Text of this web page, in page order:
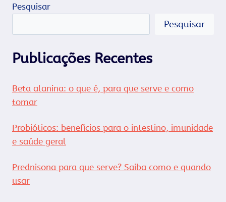
Pesquisar
Pesquisar
Publicações Recentes
Beta alanina: o que é, para que serve e como
tomar
Probióticos: benefícios para o intestino, imunidade
e saúde geral
Prednisona para que serve? Saiba como e quando
usar